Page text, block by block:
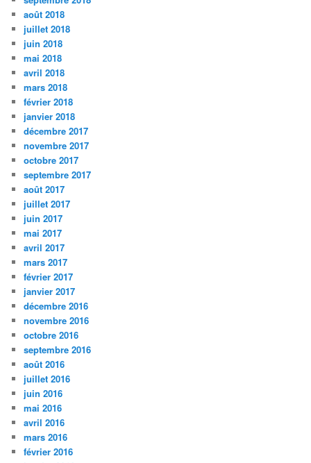
août 2018
juillet 2018
juin 2018
mai 2018
avril 2018
mars 2018
février 2018
janvier 2018
décembre 2017
novembre 2017
octobre 2017
septembre 2017
août 2017
juillet 2017
juin 2017
mai 2017
avril 2017
mars 2017
février 2017
janvier 2017
décembre 2016
novembre 2016
octobre 2016
septembre 2016
août 2016
juillet 2016
juin 2016
mai 2016
avril 2016
mars 2016
février 2016